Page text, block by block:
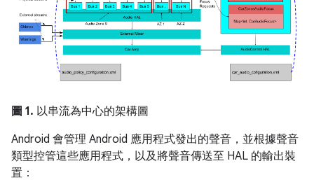
圖 1. 以串流為中心的架構圖
Android 會管理 Android 應用程式發出的聲音，並根據聲音
類型控管這些應用程式，以及將聲音傳送至 HAL 的輸出裝
置：